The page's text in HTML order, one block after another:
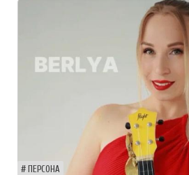
ПЕРСОНА